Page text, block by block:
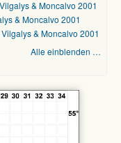
& Moncalvo 2001
& Moncalvo 2001
& Moncalvo 2001
Alle einblenden …